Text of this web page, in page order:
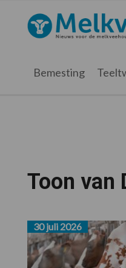
hoofdnavigatie
hoofd
voettekst
Melkveebedrijf.nl
Bemesting
Toon van
30 juli 2026